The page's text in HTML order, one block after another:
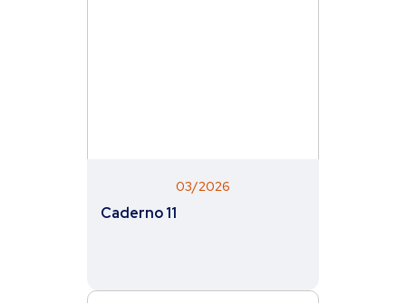
03/2026
Caderno 11